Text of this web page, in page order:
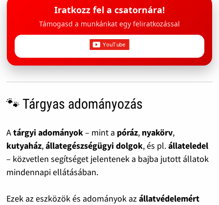
Iratkozz fel a csatornára!
Támogasd a munkánkat egy feliratkozással
🐾 Tárgyas adományozás
Atárgyi adományok– mint a póráz, nyakörv,
kutyaház,állategészségügyi dolgok, és pl.állateledel
– közvetlen segítséget jelentenek a bajba jutott állatok
mindennapi ellátásában.
Ezek az eszközök és adományok azállatvédelemért